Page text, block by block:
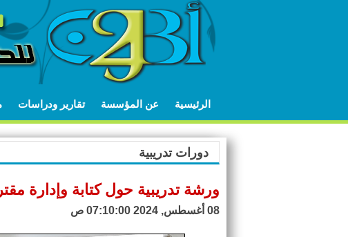
الرئيسية عن المؤسسة تقارير ودراسات
دورات تدريبية
ورشة تدريبية حول كتابة وإدارة
08 أغسطس, 2024 07:10:00 ص